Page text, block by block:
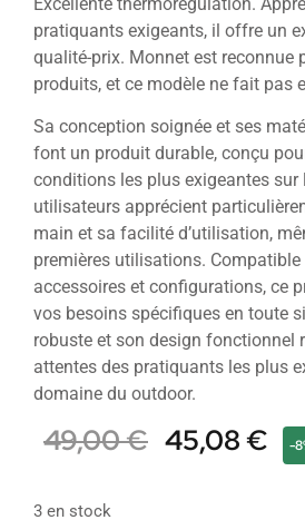
pratiquants exigeants, il offre un
qualité-prix. Monnet est reconnue
produits, et ce modèle ne fait pas
Sa conception soignée et ses
font un produit durable, conçu
conditions les plus exigeantes sur
utilisateurs apprécient
main et sa facilité d’utilisation,
premières utilisations.
accessoires et configurations, ce
vos besoins spécifiques en toute
robuste et son design fonctionnel
attentes des pratiquants les plus
domaine du outdoor.
49,00€ 45,08€ -
3 en stock